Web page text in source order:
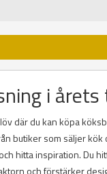
i
där du kan köpa
butiker som säljer
hitta inspiration. Du
och förstärker